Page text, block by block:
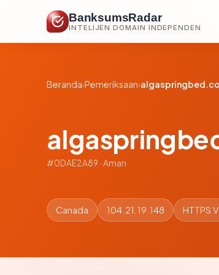
BanksumsRadar
INTELIJEN DOMAIN INDEPENDEN
Beranda›Pemeriksaan›
#0DAE2A89 · Aman
Canada 104.21.19.148 HTTPS